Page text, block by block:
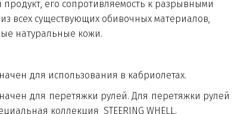
его сопротивляемость к разрывными
всех существующих обивочных материалов,
натуральные кожи.
для использования в кабриолетах.
для перетяжки рулей. Для перетяжки рулей
коллекция STEERING WHELL.